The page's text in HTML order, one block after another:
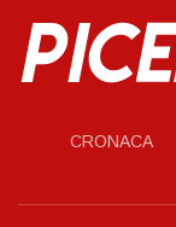
CRONACA